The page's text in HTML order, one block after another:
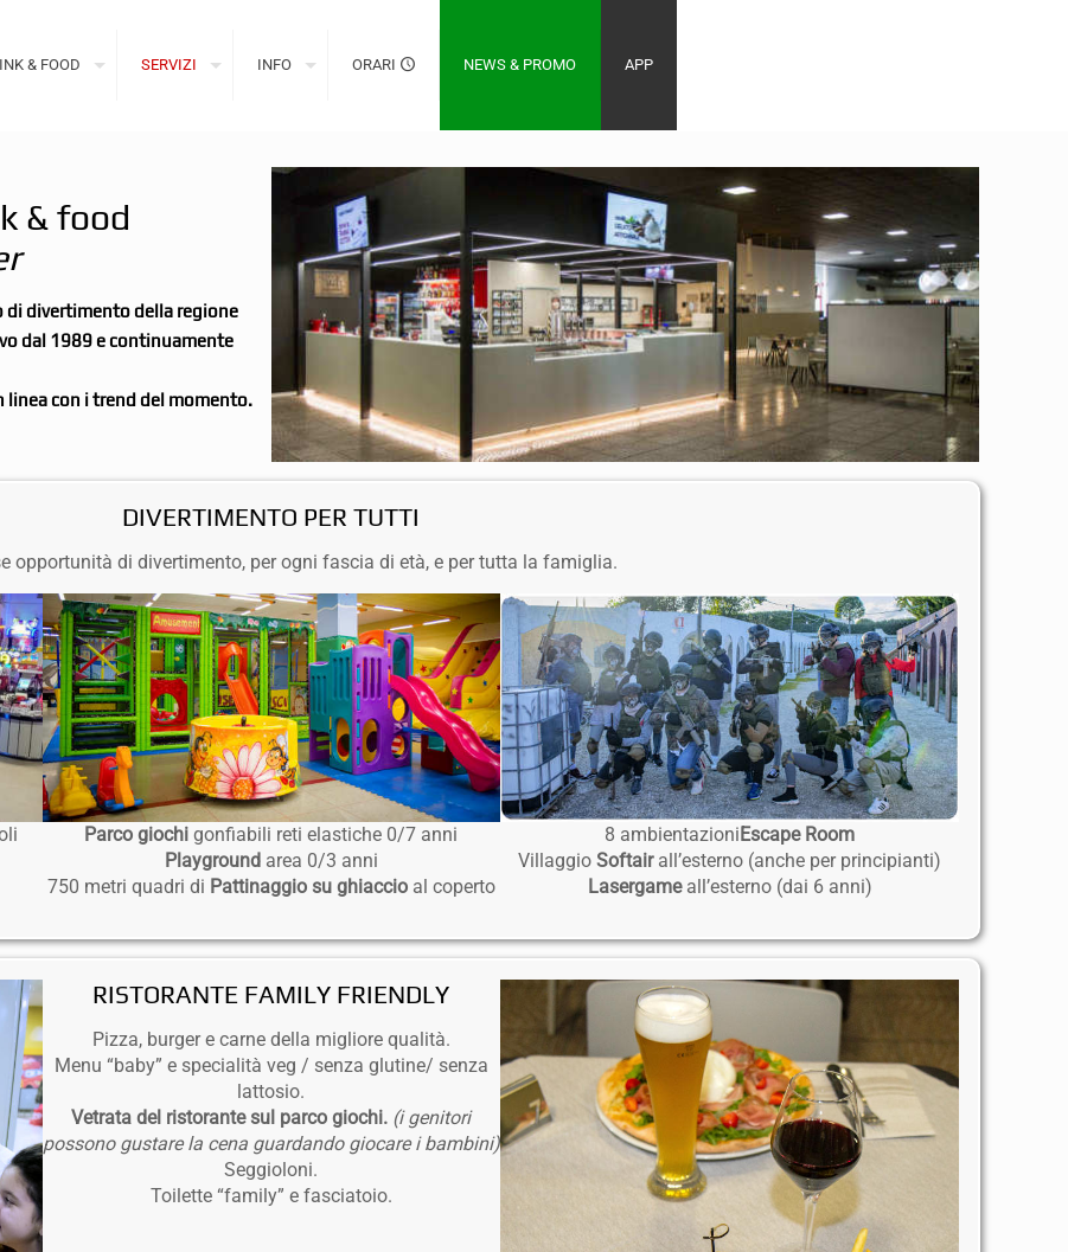
& FOOD SERVIZI INFO ORARI NEWS & PROMO APP
& food
di divertimento della regione
dal 1989 e continuamente
con i trend del momento.
DIVERTIMENTO PER TUTTI
opportunità di divertimento, per ogni fascia di età, e per tutta la famiglia.
Parco giochigonfiabili reti elastiche 0/7 anni
Playground area 0/3 anni
750 metri quadri di Pattinaggio su ghiaccioal coperto
8 ambientazioni Escape Room
VillaggioSoftair all’esterno (anche per principianti)
Lasergame all’esterno (dai 6 anni)
RISTORANTE FAMILY FRIENDLY
Pizza, burger e carne della migliore qualità.
Menu “baby” e specialità veg / senza glutine/ senza
lattosio.
Vetrata del ristorante sul parco giochi. (i genitori
possono gustare la cena guardando giocare i bambini)
Seggioloni.
Toilette “family” e fasciatoio.